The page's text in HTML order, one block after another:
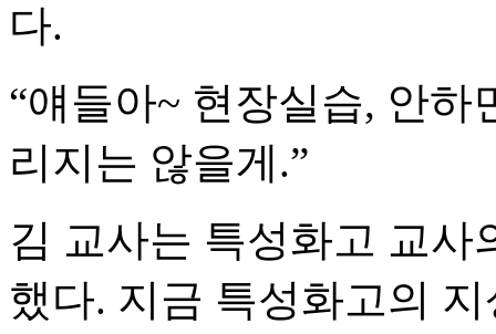
다.
“얘들아~ 현장실습, 안하
리지는 않을게.”
김 교사는 특성화고 교사
했다. 지금 특성화고의